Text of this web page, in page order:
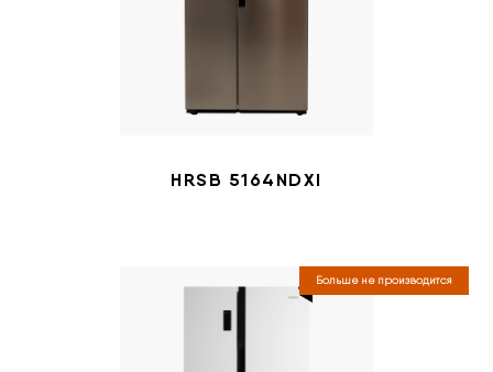
HRSB 5164NDXI
Больше не производится